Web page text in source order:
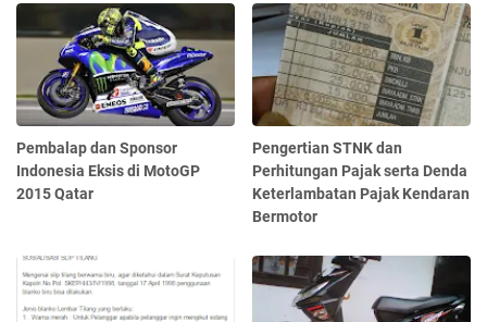
Pembalap dan Sponsor
Indonesia Eksis di MotoGP
2015 Qatar
Pengertian STNK dan
Perhitungan Pajak serta Denda
Keterlambatan Pajak Kendaran
Bermotor